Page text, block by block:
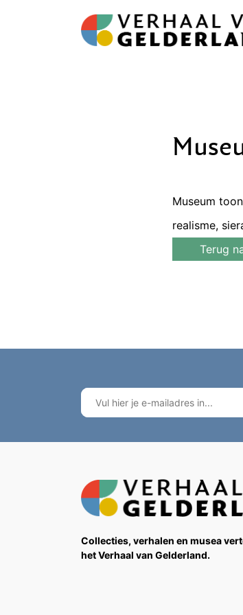
Museum
realisme,
Terug
Collecties, verhalen en musea
het Verhaal van Gelderland.